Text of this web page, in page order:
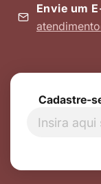
Envie um
Cadastre-